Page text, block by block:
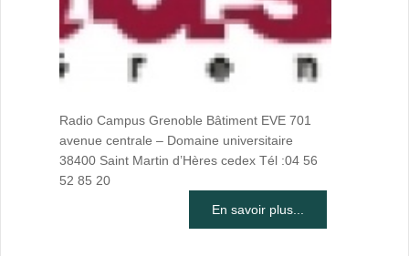
Radio Campus Grenoble Bâtiment EVE 701
avenue centrale – Domaine universitaire
38400 Saint Martin d’Hères cedex Tél :04 56
52 85 20
En savoir plus...